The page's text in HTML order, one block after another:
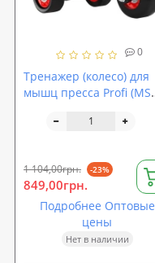
0
Тренажер (колесо) для
мышц пресса Profi (MS
1 104,00грн. -23%
849,00грн.
Подробнее Оптовые
цены
Нет в наличии